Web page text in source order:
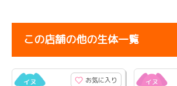
この店舗の他の生体一覧
お気に入り